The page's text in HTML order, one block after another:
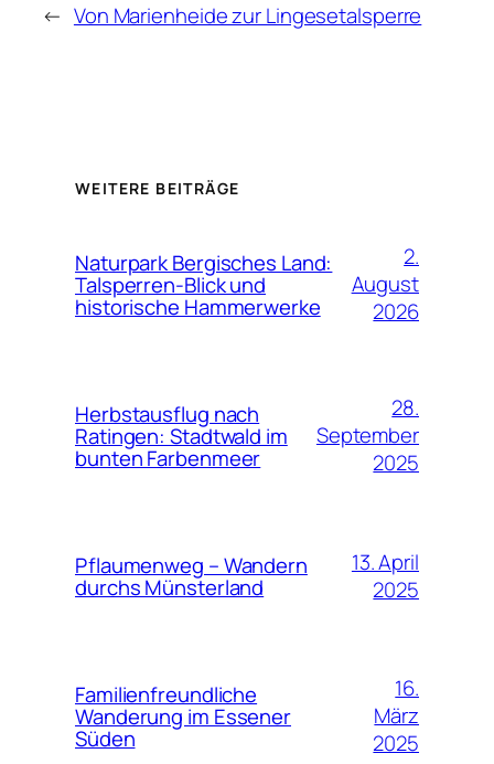
← Von Marienheide zur Lingesetalsperre
WEITERE BEITRÄGE
Naturpark Bergisches Land:
Talsperren-Blick und
historische Hammerwerke
2.
August
2026
Herbstausflug nach
Ratingen: Stadtwald im
bunten Farbenmeer
28.
September
2025
Pflaumenweg – Wandern
durchs Münsterland
13. April
2025
Familienfreundliche
Wanderung im Essener
Süden
16.
März
2025